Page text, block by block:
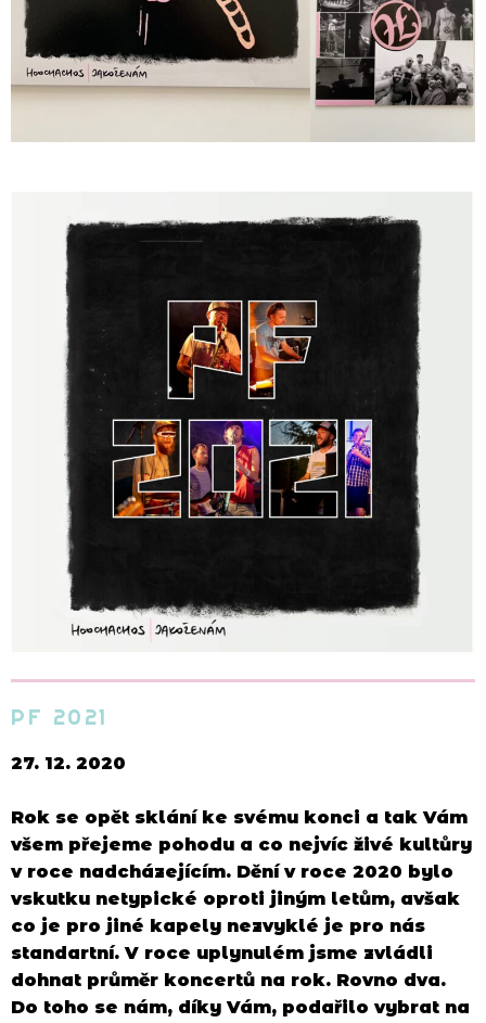
PF 2021
27. 12. 2020
Rok se opět sklání ke svému konci a tak Vám
všem přejeme pohodu a co nejvíc živé kultůry
v roce nadcházejícím. Dění v roce 2020 bylo
vskutku netypické oproti jiným letům, avšak
co je pro jiné kapely nezvyklé je pro nás
standartní. V roce uplynulém jsme zvládli
dohnat průměr koncertů na rok. Rovno dva.
Do toho se nám, díky Vám, podařilo vybrat na